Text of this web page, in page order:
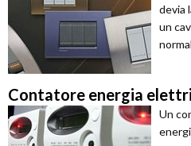
devia
un
Contatore energia
Un